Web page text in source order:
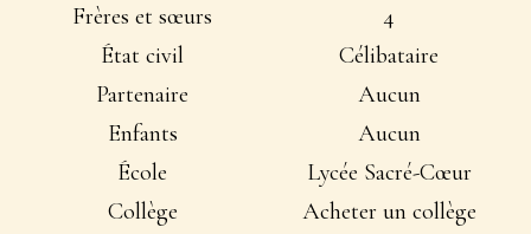
Frères et sœurs
4
État civil
Célibataire
Partenaire
Aucun
Enfants
Aucun
École
Lycée Sacré-Cœur
Collège
Acheter un collège